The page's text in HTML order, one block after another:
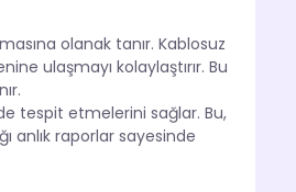
olanak tanır. Kablosuz
ulaşmayı kolaylaştırır. Bu
tespit etmelerini sağlar. Bu,
anlık raporlar sayesinde